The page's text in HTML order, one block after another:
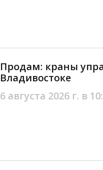
Продам: краны
Владивостоке
6 августа 2026 г. в